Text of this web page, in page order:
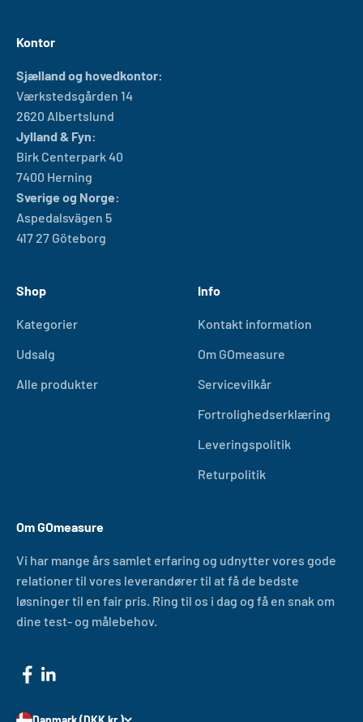
Kontor
Sjælland og hovedkontor:
Værkstedsgården 14
2620 Albertslund
Jylland & Fyn:
Birk Centerpark 40
7400 Herning
Sverige og Norge:
Aspedalsvägen 5
417 27 Göteborg
Shop
Kategorier
Udsalg
Alle produkter
Info
Kontakt information
Om GOmeasure
Servicevilkår
Fortrolighedserklæring
Leveringspolitik
Returpolitik
Om GOmeasure
Vi har mange års samlet erfaring og udnytter vores gode
relationer til vores leverandører til at få de bedste
løsninger til en fair pris. Ring til os i dag og få en snak om
dine test- og målebehov.